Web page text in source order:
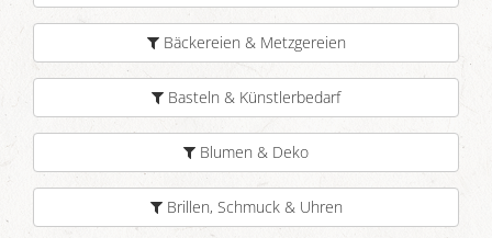
Bäckereien & Metzgereien
Basteln & Künstlerbedarf
Blumen & Deko
Brillen, Schmuck & Uhren